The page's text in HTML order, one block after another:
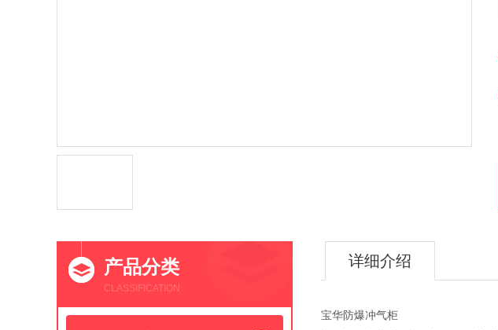
产品分类
CLASSIFICATION
详细介绍
宝华防爆冲气柜